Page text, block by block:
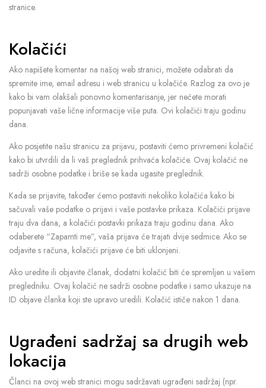
stranice.
Kolačići
Ako napišete komentar na našoj web stranici, možete odabrati da
spremite ime, email adresu i web stranicu u kolačiće. Razlog za ovo je
kako bi vam olakšali ponovno komentarisanje, jer nećete morati
popunjavati vaše lične informacije više puta. Ovi kolačići traju godinu
dana.
Ako posjetite našu stranicu za prijavu, postaviti ćemo privremeni kolačić
kako bi utvrdili da li vaš preglednik prihvaća kolačiće. Ovaj kolačić ne
sadrži osobne podatke i briše se kada ugasite preglednik.
Kada se prijavite, također ćemo postaviti nekoliko kolačića kako bi
sačuvali vaše podatke o prijavi i vaše postavke prikaza. Kolačići prijave
traju dva dana, a kolačići postavki prikaza traju godinu dana. Ako
odaberete “Zapamti me”, vaša prijava će trajati dvije sedmice. Ako se
odjavite s računa, kolačići prijave će biti uklonjeni.
Ako uredite ili objavite članak, dodatni kolačić biti će spremljen u vašem
pregledniku. Ovaj kolačić ne sadrži osobne podatke i samo ukazuje na
ID objave članka koji ste upravo uredili. Kolačić ističe nakon 1 dana.
Ugrađeni sadržaj sa drugih web
lokacija
Članci na ovoj web stranici mogu sadržavati ugrađeni sadržaj (npr.